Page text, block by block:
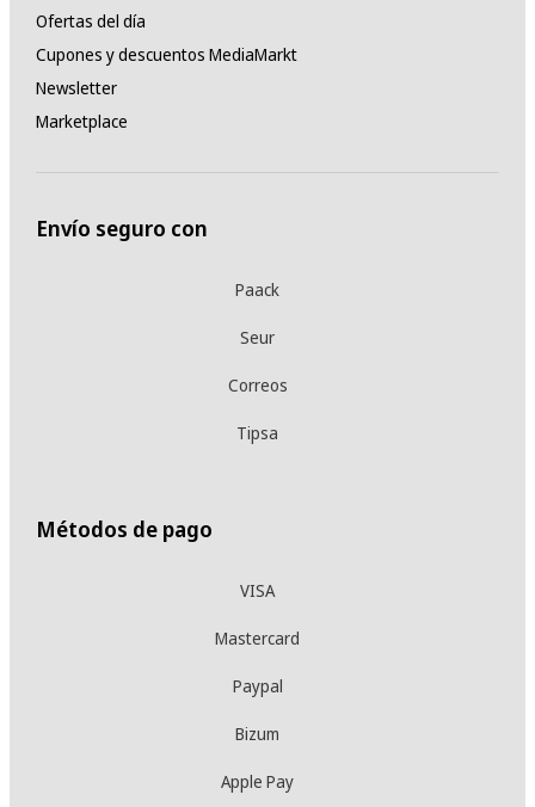
Ofertas del día
Cupones y descuentos MediaMarkt
Newsletter
Marketplace
Envío seguro con
Paack
Seur
Correos
Tipsa
Métodos de pago
VISA
Mastercard
Paypal
Bizum
Apple Pay